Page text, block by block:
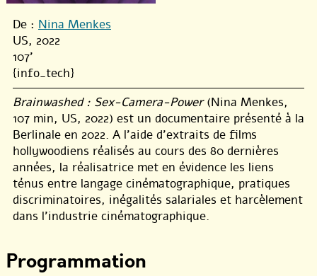
De : Nina Menkes
US, 2022
107'
{info_tech}
Brainwashed : Sex-Camera-Power(Nina Menkes,
107 min, US, 2022) est un documentaire présenté à la
Berlinale en 2022. A l’aide d’extraits de films
hollywoodiens réalisés au cours des 80 dernières
années, la réalisatrice met en évidence les liens
ténus entre langage cinématographique, pratiques
discriminatoires, inégalités salariales et harcèlement
dans l’industrie cinématographique.
Programmation